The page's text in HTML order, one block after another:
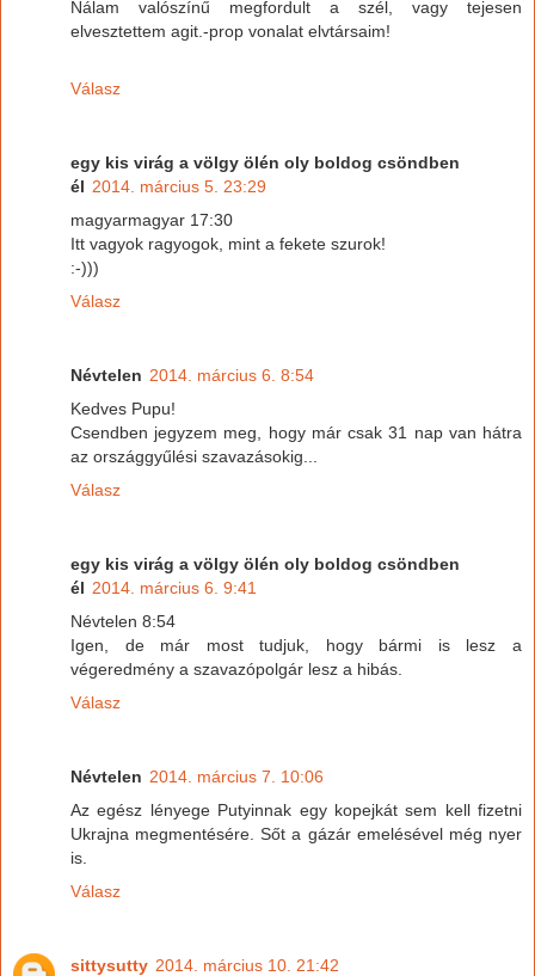
Nálam valószínű megfordult a szél, vagy tejesen
elvesztettem agit.-prop vonalat elvtársaim!
Válasz
egy kis virág a völgy ölén oly boldog csöndben
él 2014. március 5. 23:29
magyarmagyar 17:30
Itt vagyok ragyogok, mint a fekete szurok!
:-)))
Válasz
Névtelen 2014. március 6. 8:54
Kedves Pupu!
Csendben jegyzem meg, hogy már csak 31 nap van hátra
az országgyűlési szavazásokig...
Válasz
egy kis virág a völgy ölén oly boldog csöndben
él 2014. március 6. 9:41
Névtelen 8:54
Igen, de már most tudjuk, hogy bármi is lesz a
végeredmény a szavazópolgár lesz a hibás.
Válasz
Névtelen 2014. március 7. 10:06
Az egész lényege Putyinnak egy kopejkát sem kell fizetni
Ukrajna megmentésére. Sőt a gázár emelésével még nyer
is.
Válasz
sittysutty 2014. március 10. 21:42